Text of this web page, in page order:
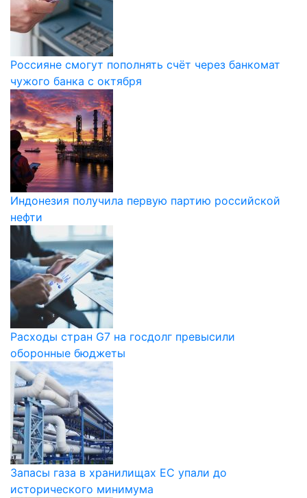
Россияне смогут пополнять счёт через банкомат
чужого банка с октября
Индонезия получила первую партию российской
нефти
Расходы стран G7 на госдолг превысили
оборонные бюджеты
Запасы газа в хранилищах ЕС упали до
исторического минимума